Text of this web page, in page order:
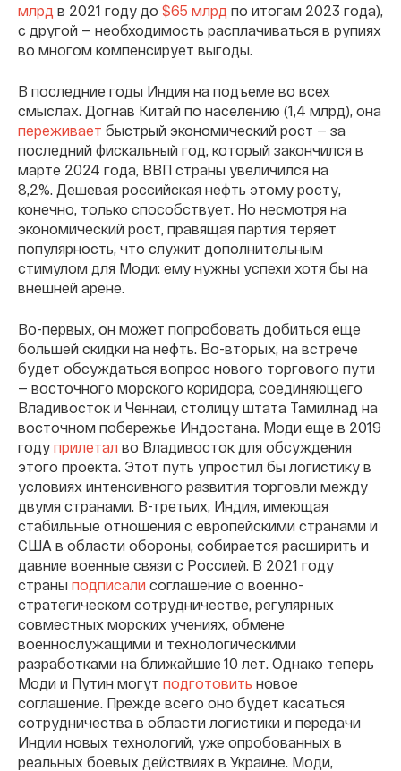
млрд в 2021 году до $65 млрд по итогам 2023 года),
с другой — необходимость расплачиваться в рупиях
во многом компенсирует выгоды.
В последние годы Индия на подъеме во всех
смыслах. Догнав Китай по населению (1,4 млрд), она
переживает быстрый экономический рост — за
последний фискальный год, который закончился в
марте 2024 года, ВВП страны увеличился на
8,2%. Дешевая российская нефть этому росту,
конечно, только способствует. Но несмотря на
экономический рост, правящая партия теряет
популярность, что служит дополнительным
стимулом для Моди: ему нужны успехи хотя бы на
внешней арене.
Во-первых, он может попробовать добиться еще
большей скидки на нефть. Во-вторых, на встрече
будет обсуждаться вопрос нового торгового пути
— восточного морского коридора, соединяющего
Владивосток и Ченнаи, столицу штата Тамилнад на
восточном побережье Индостана. Моди еще в 2019
году прилетал во Владивосток для обсуждения
этого проекта. Этот путь упростил бы логистику в
условиях интенсивного развития торговли между
двумя странами. В-третьих, Индия, имеющая
стабильные отношения с европейскими странами и
США в области обороны, собирается расширить и
давние военные связи с Россией. В 2021 году
страны подписали соглашение о военно-
стратегическом сотрудничестве, регулярных
совместных морских учениях, обмене
военнослужащими и технологическими
разработками на ближайшие 10 лет. Однако теперь
Моди и Путин могут подготовить новое
соглашение. Прежде всего оно будет касаться
сотрудничества в области логистики и передачи
Индии новых технологий, уже опробованных в
реальных боевых действиях в Украине. Моди,